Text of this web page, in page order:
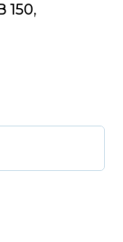
150,